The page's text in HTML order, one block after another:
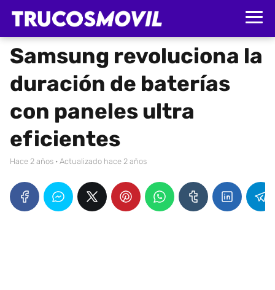
Samsung revoluciona la
duración de baterías
con paneles ultra
eficientes
hace 2 años · Actualizado hace 2 años